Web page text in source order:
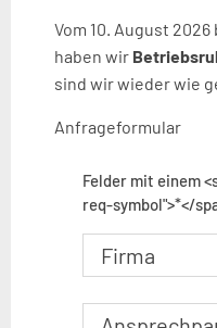
Vom 10. August
haben wir
sind wir wieder wie
Anfrageformular
Felder mit einem
req-symbol">*</